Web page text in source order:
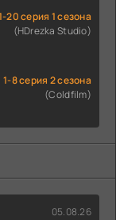
20 серия 1 сезона
(HDrezka Studio)
1-8 серия 2 сезона
(Coldfilm)
05.08.26